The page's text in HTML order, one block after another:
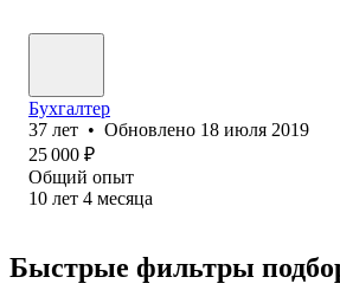
Бухгалтер
37 лет • Обновлено 18 июля 2019
25 000 ₽
Общий опыт
10 лет 4 месяца
Быстрые фильтры